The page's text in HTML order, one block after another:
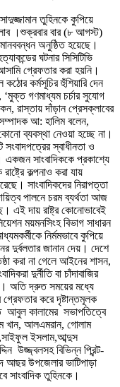
তুহিনকে কুপিয়ে
।শুক্রবার বার (৮ আগস্ট)
অনুষ্ঠিত হয়েছে।
ঘটনার সিসিটিভি
গ্রেফতার করা হয়নি।
কর্মসূচির হুঁশিয়ারি দেন
‘মুক্ত গণমাধ্যম চর্চার সুযোগ
রাস্তায় দাঁড়ান প্রেসক্লাবের
আ: হালিম বলেন,
ব্যবস্থা নেওয়া হচ্ছে না।
সংবাদপত্রের স্বাধীনতা ও
একজন সাংবাদিককে প্রকাশ্যে
কল্পনাও করা যায়
সাংবাদিকদের নিরাপত্তা
পালনে চরম ব্যর্থতা আজ
এই দায় রাষ্ট্র কোনোভাবেই
ময়মনসিংহ বিভাগ সাধারন
নির্মমভাবে কুপিয়ে
দুর্বলতার জানান দেয়। দেশে
করা না গেলে আইনের শাসন,
দুর্নীতি বা চাঁদাবাজির
অতি দ্রুত সময়ের মধ্যে
গ্রেফতার করে দৃষ্টান্তমূলক
আবুল কালামের সভাপতিত্বে
খান, আলএমরান, গোলাম
ইসলাম,আব্দুস
উজ্জ্বলসহ বিভিন্ন প্রিন্ট-
আছর উপজেলার ভাটিপাড়া
সাংবাদিক তুহিনকে।